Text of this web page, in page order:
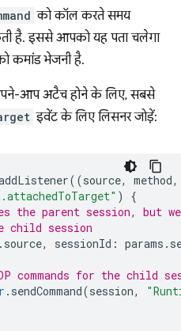
को कॉल करते समय
है. इससे आपको यह पता चलेगा
कमांड भेजनी है.
आप अटैच होने के लिए, सबसे
इवेंट के लिए लिसनर जोड़ें:
((source, method,
)
{
parent session, but we
session
source, sessionId : params .
commands for the child
. sendCommand(session,